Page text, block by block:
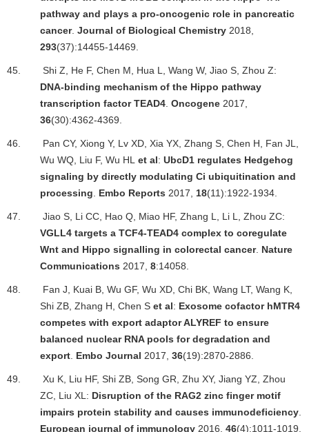
pathway and plays a pro-oncogenic role in pancreatic
cancer. Journal of Biological Chemistry 2018,
293(37):14455-14469.
45.
Shi Z, He F, Chen M, Hua L, Wang W, Jiao S, Zhou Z:
DNA-binding mechanism of the Hippo pathway
transcription factor TEAD4. Oncogene 2017,
36(30):4362-4369.
46.
Pan CY, Xiong Y, Lv XD, Xia YX, Zhang S, Chen H, Fan JL,
Wu WQ, Liu F, Wu HL et al: UbcD1 regulates Hedgehog
signaling by directly modulating Ci ubiquitination and
processing. Embo Reports 2017, 18(11):1922-1934.
47.
Jiao S, Li CC, Hao Q, Miao HF, Zhang L, Li L, Zhou ZC:
VGLL4 targets a TCF4-TEAD4 complex to coregulate
Wnt and Hippo signalling in colorectal cancer. Nature
Communications 2017, 8:14058.
48.
Fan J, Kuai B, Wu GF, Wu XD, Chi BK, Wang LT, Wang K,
Shi ZB, Zhang H, Chen S et al: Exosome cofactor hMTR4
competes with export adaptor ALYREF to ensure
balanced nuclear RNA pools for degradation and
export. Embo Journal 2017, 36(19):2870-2886.
49.
Xu K, Liu HF, Shi ZB, Song GR, Zhu XY, Jiang YZ, Zhou
ZC, Liu XL: Disruption of the RAG2 zinc finger motif
impairs protein stability and causes immunodeficiency.
European journal of immunology 2016, 46(4):1011-1019.